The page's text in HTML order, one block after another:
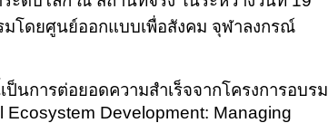
มโดยศูนย์ออกแบบเพื่อสังคม จุฬาลงกรณ์
นการต่อยอดความสำเร็จจากโครงการอบรม
Ecosystem Development: Managing